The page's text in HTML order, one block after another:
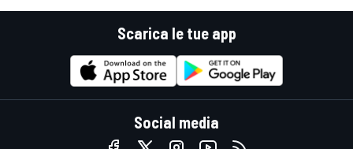
Scarica le tue app
Social media